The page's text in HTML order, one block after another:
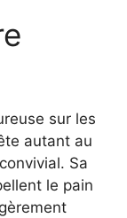
sur les
autant au
Sa
le pain